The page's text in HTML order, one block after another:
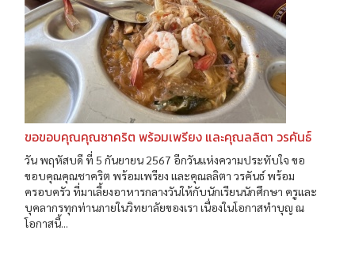
ขอขอบคุณคุณชาคริต พร้อมเพรียง และคุณลลิตา วรคันธ์
วัน พฤหัสบดี ที่ 5 กันยายน 2567 อีกวันแห่งความประทับใจ ขอ
ขอบคุณคุณชาคริต พร้อมเพรียง และคุณลลิตา วรคันธ์ พร้อม
ครอบครัว ที่มาเลี้ยงอาหารกลางวันให้กับนักเรียนนักศึกษา ครูและ
บุคลากรทุกท่านภายในวิทยาลัยของเรา เนื่องในโอกาสทำบุญ ณ
โอกาสนี้...